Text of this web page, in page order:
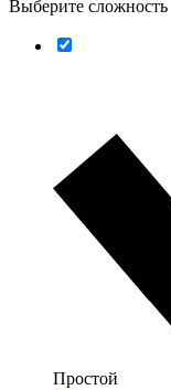
Выберите сложность
Простой